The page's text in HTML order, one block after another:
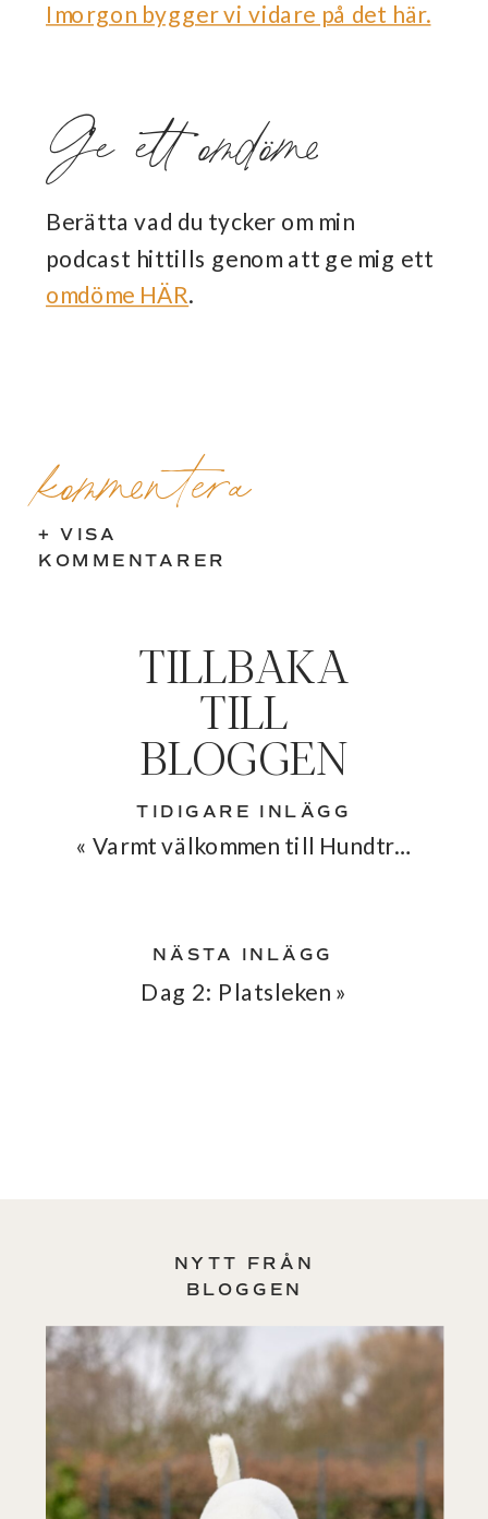
Imorgon bygger vi vidare på det här.
Ge ett omdöme
Berätta vad du tycker om min
podcast hittills genom att ge mig ett
omdöme HÄR.
+ VISA
KOMMENTARER
kommentera
Dag 2: Platsleken »
«Varmt välkommen till Hundträning med Ulrika!
TIDIGARE INLÄGG
NÄSTA INLÄGG
TILLBAKA
TILL
BLOGGEN
NYTT FRÅN
BLOGGEN